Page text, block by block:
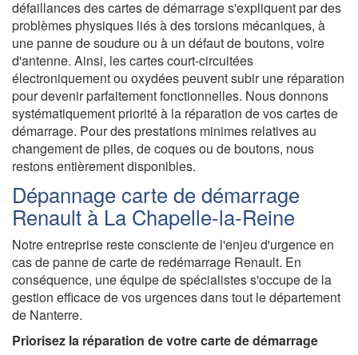
défaillances des cartes de démarrage s'expliquent par des
problèmes physiques liés à des torsions mécaniques, à
une panne de soudure ou à un défaut de boutons, voire
d'antenne. Ainsi, les cartes court-circuitées
électroniquement ou oxydées peuvent subir une réparation
pour devenir parfaitement fonctionnelles. Nous donnons
systématiquement priorité à la réparation de vos cartes de
démarrage. Pour des prestations minimes relatives au
changement de piles, de coques ou de boutons, nous
restons entièrement disponibles.
Dépannage carte de démarrage
Renault à La Chapelle-la-Reine
Notre entreprise reste consciente de l'enjeu d'urgence en
cas de panne de carte de redémarrage Renault. En
conséquence, une équipe de spécialistes s'occupe de la
gestion efficace de vos urgences dans tout le département
de Nanterre.
Priorisez la réparation de votre carte de démarrage